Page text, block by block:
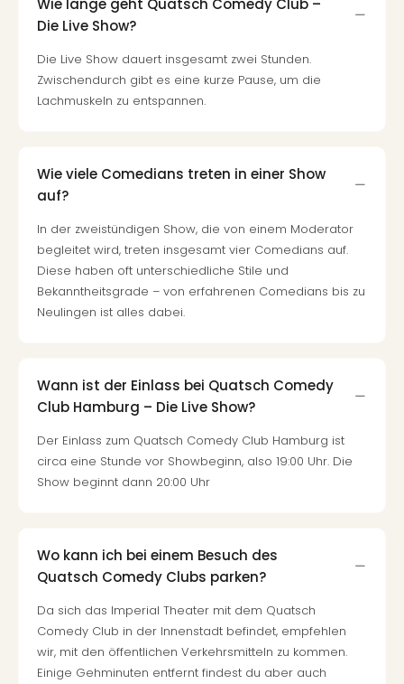
Die Live Show?
Die Live Show dauert insgesamt zwei Stunden.
Zwischendurch gibt es eine kurze Pause, um die
Lachmuskeln zu entspannen.
Wie viele Comedians treten in einer Show
auf?
In der zweistündigen Show, die von einem Moderator
begleitet wird, treten insgesamt vier Comedians auf.
Diese haben oft unterschiedliche Stile und
Bekanntheitsgrade – von erfahrenen Comedians bis zu
Neulingen ist alles dabei.
Wann ist der Einlass bei Quatsch Comedy
Club Hamburg – Die Live Show?
Der Einlass zum Quatsch Comedy Club Hamburg ist
circa eine Stunde vor Showbeginn, also 19:00 Uhr. Die
Show beginnt dann 20:00 Uhr
Wo kann ich bei einem Besuch des
Quatsch Comedy Clubs parken?
Da sich das Imperial Theater mit dem Quatsch
Comedy Club in der Innenstadt befindet, empfehlen
wir, mit den öffentlichen Verkehrsmitteln zu kommen.
Einige Gehminuten entfernt findest du aber auch